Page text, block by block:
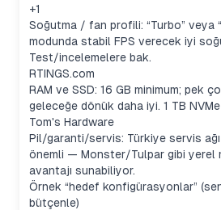
+1
Soğutma / fan profili: “Turbo” veya
modunda stabil FPS verecek iyi
Test/incelemelere bak.
RTINGS.com
RAM ve SSD: 16 GB minimum; pek
geleceğe dönük daha iyi. 1 TB NVMe
Tom's Hardware
Pil/garanti/servis: Türkiye servis
önemli — Monster/Tulpar gibi yerel
avantajı sunabiliyor.
Örnek “hedef konfigürasyonlar”
bütçenle)